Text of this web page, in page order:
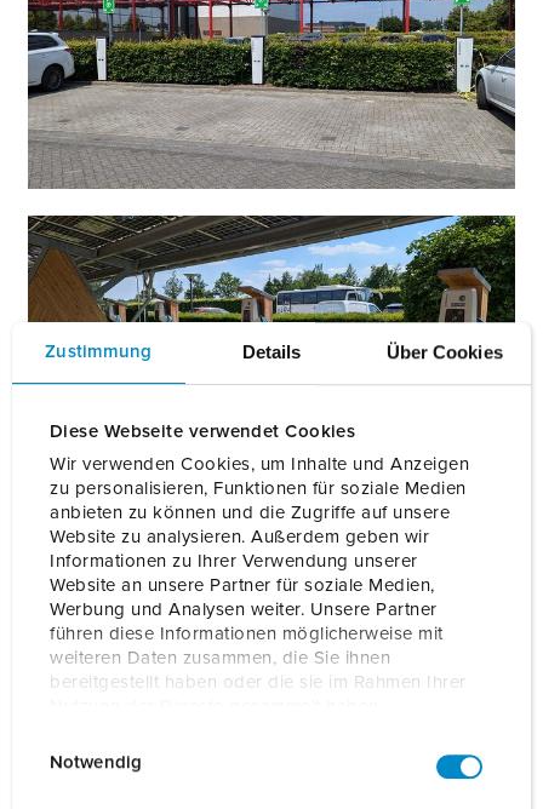
Zustimmung Details Über Cookies
Diese Webseite verwendet Cookies
Wir verwenden Cookies, um Inhalte und Anzeigen
zu personalisieren, Funktionen für soziale Medien
anbieten zu können und die Zugriffe auf unsere
Website zu analysieren. Außerdem geben wir
Informationen zu Ihrer Verwendung unserer
Website an unsere Partner für soziale Medien,
Werbung und Analysen weiter. Unsere Partner
führen diese Informationen möglicherweise mit
weiteren Daten zusammen, die Sie ihnen
bereitgestellt haben oder die sie im Rahmen Ihrer
Notwendig